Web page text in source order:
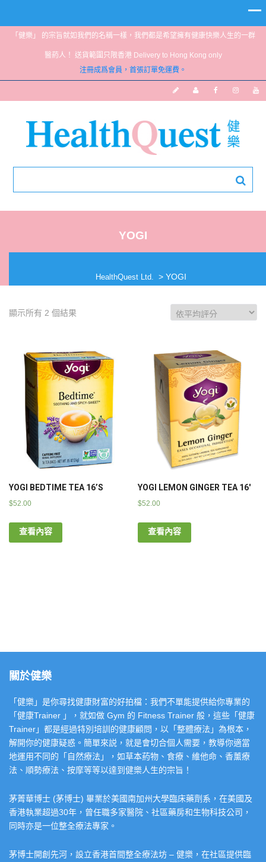
「健樂」 的宗旨就如我們的名稱一樣，我們都是希望擁有健康快樂人生的一群
醫葯人！ 送貨範圍只限香港 Delivery to Hong Kong only
注冊成爲會員，首張訂單免運費。
YOGI
HealthQuest Ltd. > YOGI
顯示所有 2 個結果
YOGI BEDTIME TEA 16’S
$52.00
查看內容
YOGI LEMON GINGER TEA 16′
$52.00
查看內容
關於健樂
「健樂」是你尋找健康財富的好拍檔：我們不單能提供給你專業的
「健康Trainer 」，就如做 Gym 的 Fitness Trainer 般，這些「健康
Trainer」都是經過特別培訓的健康顧問，以「整體療法」為根本，
解開你的健康疑惑。簡單來説，就是會切合個人需要，教導你適當
地運用不同的「自然療法」，如草本葯物、食療、維他命、香薰療
法、順勢療法、按摩等等以達到健樂人生的宗旨！
茅菁華博士 (茅博士) 畢業於美國南加州大學臨床藥劑系，在美國及
香港執業超過30年，曾任職多家醫院、社區藥房和生物科技公司，
同時亦是一位整全療法專家。
茅博士開創先河，設立香港首間整全療法坊 – 健樂，在社區提供臨